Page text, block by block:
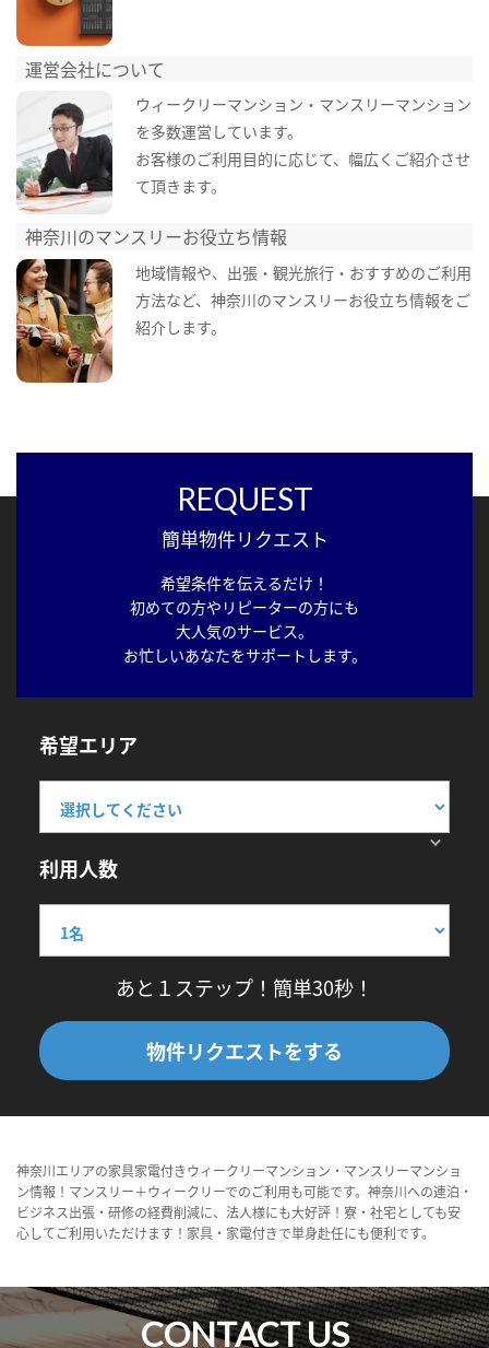
運営会社について
ウィークリーマンション・マンスリーマンション
を多数運営しています。
お客様のご利用目的に応じて、幅広くご紹介させ
て頂きます。
神奈川のマンスリーお役立ち情報
地域情報や、出張・観光旅行・おすすめのご利用
方法など、神奈川のマンスリーお役立ち情報をご
紹介します。
REQUEST
簡単物件リクエスト
希望条件を伝えるだけ！
初めての方やリピーターの方にも
大人気のサービス。
お忙しいあなたをサポートします。
希望エリア
利用人数
あと１ステップ！簡単30秒！
物件リクエストをする
神奈川エリアの家具家電付きウィークリーマンション・マンスリーマンショ
ン情報！マンスリー＋ウィークリーでのご利用も可能です。神奈川への連泊・
ビジネス出張・研修の経費削減に、法人様にも大好評！寮・社宅としても安
心してご利用いただけます！家具・家電付きで単身赴任にも便利です。
CONTACT US